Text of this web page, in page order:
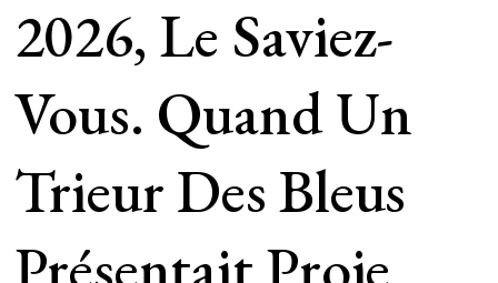
2026, Le Saviez-
Vous. Quand Un
Trieur Des Bleus